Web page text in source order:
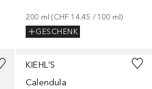
200 ml (CHF 14.45 / 100 ml)
GESCHENK
KIEHL’S
Calendula